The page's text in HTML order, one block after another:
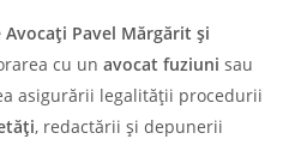
Avocați Pavel Mărgărit și
cu un avocat fuziuni sau
asigurării legalității procedurii
, redactării și depunerii